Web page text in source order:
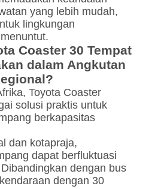
yang lebih mudah,
lingkungan
Coaster 30 Tempat
dalam Angkutan
Toyota Coaster
solusi praktis untuk
berkapasitas
dan kotapraja,
dapat berfluktuasi
dengan bus
dengan 30